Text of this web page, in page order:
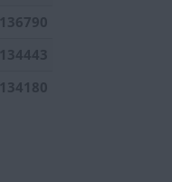
136790
134180